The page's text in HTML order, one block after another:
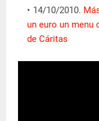
14/10/2010.
un euro un
de Cáritas